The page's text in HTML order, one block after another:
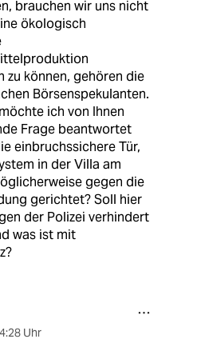
brauchen wir uns nicht
ökologisch
zu können, gehören die
Börsenspekulanten.
ich von Ihnen
Frage beantwortet
einbruchssichere Tür,
in der Villa am
gegen die
gerichtet? Soll hier
der Polizei verhindert
was ist mit
Uhr